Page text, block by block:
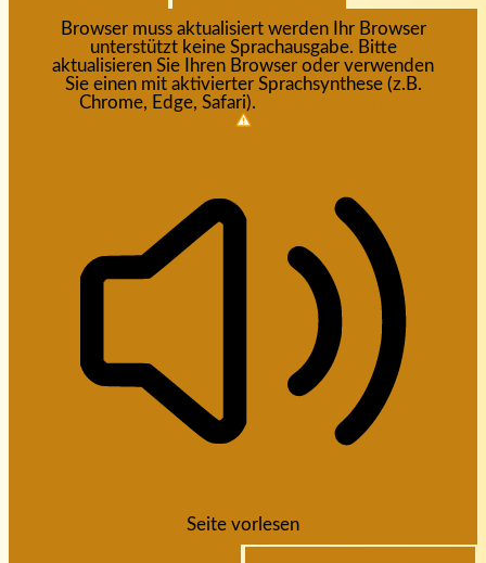
Browser muss aktualisiert werden
Ihr Browser
unterstützt keine Sprachausgabe. Bitte
aktualisieren Sie Ihren Browser oder verwenden
Sie einen mit aktivierter Sprachsynthese (z.B.
Chrome, Edge, Safari).
Seite vorlesen